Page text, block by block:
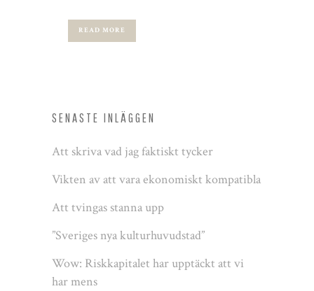
READ MORE
SENASTE INLÄGGEN
Att skriva vad jag faktiskt tycker
Vikten av att vara ekonomiskt kompatibla
Att tvingas stanna upp
”Sveriges nya kulturhuvudstad”
Wow: Riskkapitalet har upptäckt att vi
har mens